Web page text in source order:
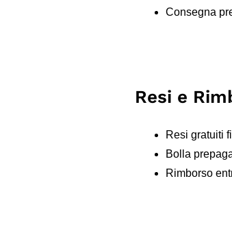
Consegna
Resi e
Resi gratuiti
Bolla
Rimborso